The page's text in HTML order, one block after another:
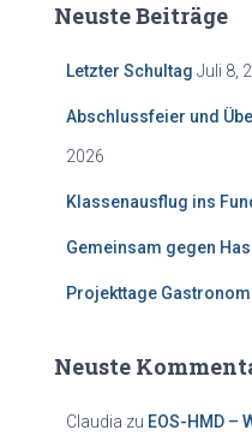
Neuste Beiträge
Letzter Schultag Juli 8,
Abschlussfeier und
2026
Klassenausflug ins
Gemeinsam gegen
Projekttage
Neuste
Claudia zu EOS-HMD –